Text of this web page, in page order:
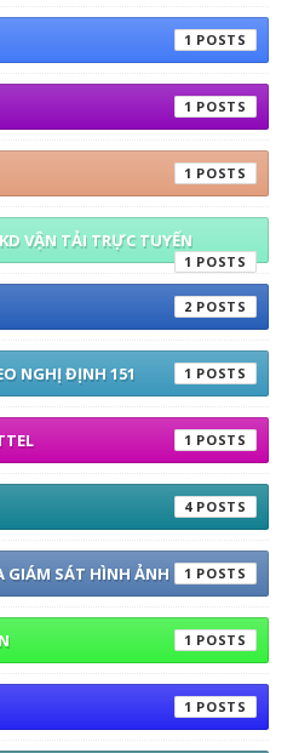
1
1
1
VẬN TẢI TRỰC TUYẾN
1
2
NGHỊ ĐỊNH 151 1
1
4
GIÁM SÁT HÌNH ẢNH 1
1
1